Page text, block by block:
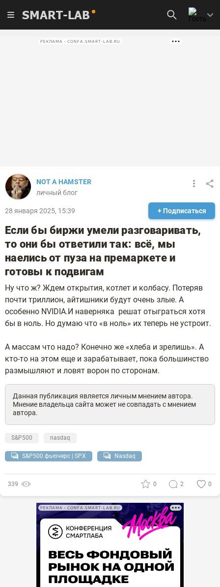
SMART-LAB
РЕКЛАМА • CONFA.SMART-LAB.RU
NOT A HAMSTER
личный блог
28 января 2025, 15:39 + Подписаться
Если бы биржи умели разговаривать,
то они бы ответили так: всё, мы
наелись от пуза на премаркете и
готовы к подвигам
Ну что ж? Ждем открытия, котлет и колбасу. Потеряв
почти триллион, айтишники будут очень злые. А
особенно NVIDIA.И наверняка решат отыграться хотя
бы в ноль. Но думаю что «в ноль» их теперь не устроит.
А массам что надо? Конечно же «хлеба и зрелишь». А
кто-то на этом еще и зарабатывает, пока большинство
размышляют и ловят ворон по сторонам.
Данная публикация является личным мнением автора.
Мнение владельца сайта может не совпадать с мнением
автора.
S&P500 nasdaq
S&P500 фьючерс | SPX Nasdaq
339 0 2 0
РЕКЛАМА • CONFA.SMART-LAB.RU